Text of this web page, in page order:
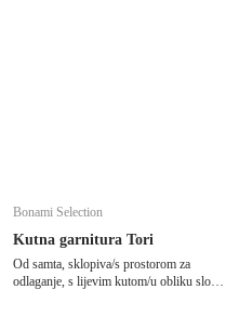
Bonami Selection
Kutna garnitura Tori
Od samta, sklopiva/s prostorom za
odlaganje, s lijevim kutom/u obliku slova